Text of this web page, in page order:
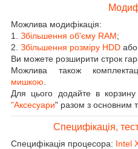
Можлива модифікація:
1. Збільшення об'єму RAM;
2. Збільшення розміру HDD або
Ви можете розширити строк
Можлива також
мишкою
Для цього додайте в корзину
"Аксесуари" разом з основним
Специфікація,
Специфікація процесора: Intel